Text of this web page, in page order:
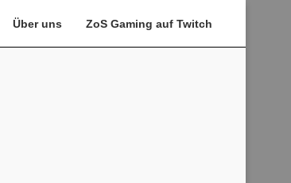
Über uns ZoS Gaming auf Twitch